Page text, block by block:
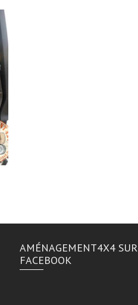
AMÉNAGEMENT4X4 SUR
FACEBOOK